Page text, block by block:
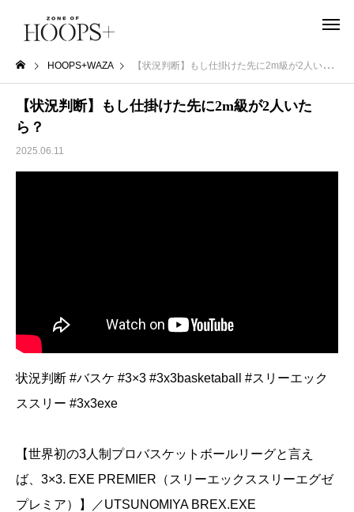
HOOPS+WAZA 【状況判断】もし仕掛けた先に2m級が2人いたら？
【状況判断】もし仕掛けた先に2m級が2人いた
ら？
2025.06.11
状況判断 #バスケ #3×3 #3x3basketaball #スリーエック
ススリー #3x3exe
【世界初の3人制プロバスケットボールリーグと言え
ば、3×3. EXE PREMIER（スリーエックススリーエグゼ
プレミア）】／UTSUNOMIYA BREX.EXE